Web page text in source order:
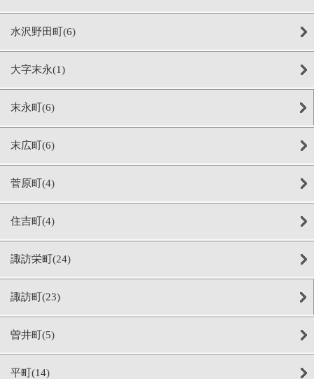
水沢野田町(6)
大字末永(1)
末永町(6)
末広町(6)
菅原町(4)
住吉町(4)
諏訪栄町(24)
諏訪町(23)
曽井町(5)
平町(14)